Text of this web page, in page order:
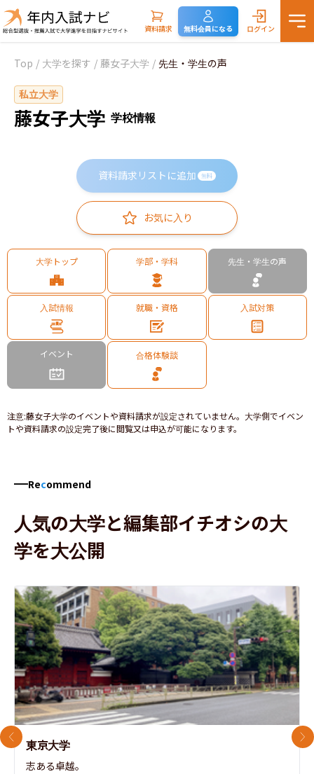
資料請求 無料会員になる ログイン
Top / 大学を探す / 藤女子大学 / 先生・学生の声
私立大学
藤女子大学 学校情報
資料請求リストに追加 無料
お気に入り
大学トップ 学部・学科 先生・学生の声
入試情報 就職・資格 入試対策
イベント 合格体験談
注意:藤女子大学のイベントや資料請求が設定されていません。大学側でイベン
トや資料請求の設定完了後に閲覧又は申込が可能になります。
Recommend
人気の大学と編集部イチオシの大
学を大公開
東京大学
志ある卓越。
前のスライド 次